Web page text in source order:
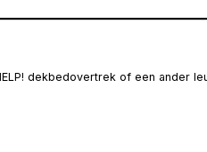
dekbedovertrek of een ander